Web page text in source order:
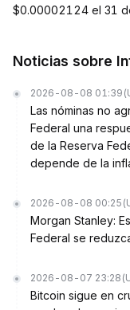
$0.00002124 el 31
Noticias sobre
2026-08-08 01:39
Las nóminas no
Federal una
de la Reserva
depende de la
2026-08-08 00:25
Morgan Stanley:
Federal se
2026-08-07 23:28
Bitcoin sigue en